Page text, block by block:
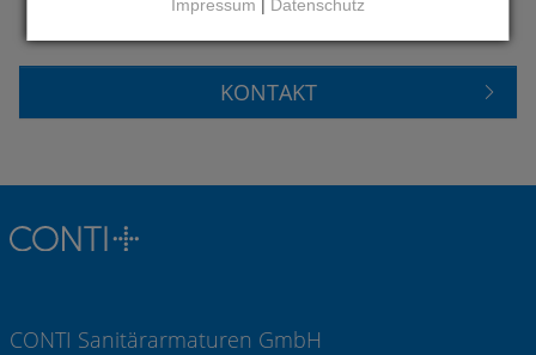
KONTAKT
CONTI Sanitärarmaturen GmbH
Impressum | Datenschutz